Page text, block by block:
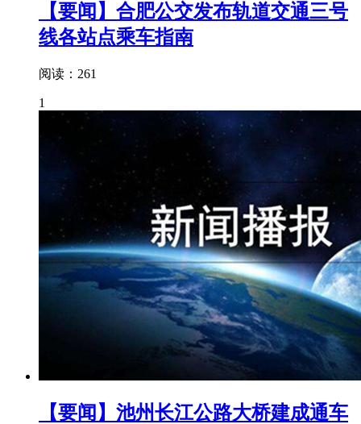
【要闻】合肥公交发布轨道交通三号
线各站点乘车指南
阅读：261
1
【要闻】池州长江公路大桥建成通车